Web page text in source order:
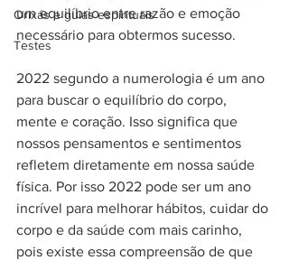
Orixás e guias espirituais
Testes
um equilíbrio entre razão e emoção
necessário para obtermos sucesso.
2022 segundo a numerologia é um ano
para buscar o equilíbrio do corpo,
mente e coração. Isso significa que
nossos pensamentos e sentimentos
refletem diretamente em nossa saúde
física. Por isso 2022 pode ser um ano
incrível para melhorar hábitos, cuidar do
corpo e da saúde com mais carinho,
pois existe essa compreensão de que